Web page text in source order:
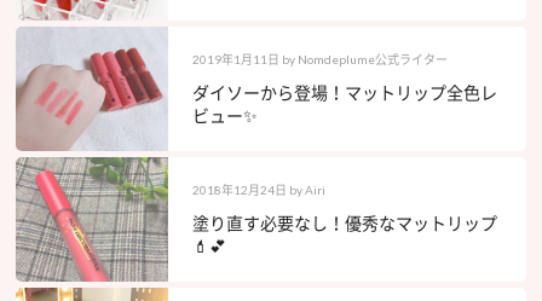
2019年1月11日 by Nomdeplume公式ライター
ダイソーから登場！マットリップ全色レ
ビュー✨
2018年12月24日 by Airi
塗り直す必要なし！優秀なマットリップ
💄💕